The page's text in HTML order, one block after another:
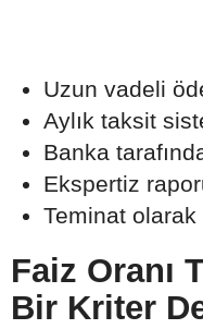
Uzun vadeli
Aylık taksit
Banka
Ekspertiz
Teminat
Faiz Oranı
Bir Kriter